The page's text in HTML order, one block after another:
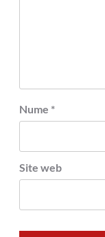
Nume *
Site web